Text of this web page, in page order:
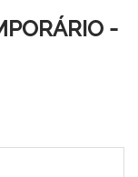
-